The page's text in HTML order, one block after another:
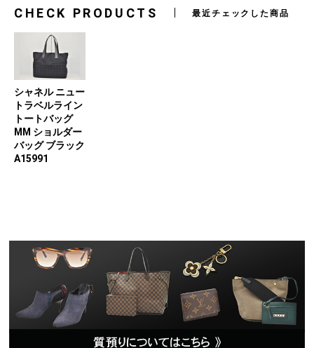
CHECK PRODUCTS 最近チェックした商品
シャネル ニュー
トラベルライン
トートバッグ
MM ショルダー
バッグ ブラック
A15991